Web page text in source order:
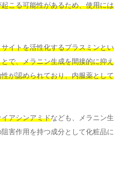
こる可能性があるため、使用には
イトを活性化するプラスミンとい
で、メラニン生成を間接的に抑え
が認められており、内服薬として
アシンアミドなども、メラニン生
害作用を持つ成分として化粧品に